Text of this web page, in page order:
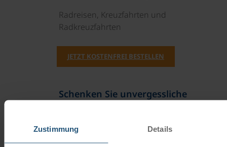
Zustimmung Details
Radreisen, Kreuzfahrten und
Radkreuzfahrten
JETZT KOSTENFREI BESTELLEN
Schenken Sie unvergessliche
Mit einem Reisegutschein haben Sie
immer das passende Geschenk.